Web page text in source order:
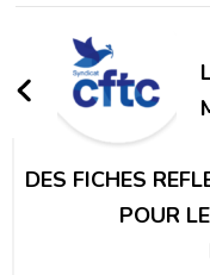
Navigation
d'article
DES FICHES
POUR